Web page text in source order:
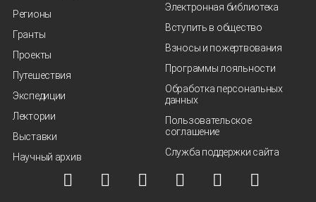
Регионы
Гранты
Проекты
Путешествия
Экспедиции
Лектории
Выставки
Научный архив
Электронная библиотека
Вступить в общество
Взносы и пожертвования
Программы лояльности
Обработка персональных
данных
Пользовательское
соглашение
Служба поддержки сайта